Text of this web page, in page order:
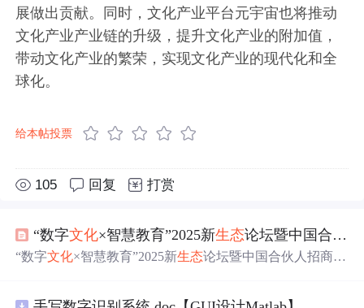
展做出贡献。同时，文化产业平台元宇宙也将推动
文化产业产业链的升级，提升文化产业的附加值，
带动文化产业的繁荣，实现文化产业的现代化和全
球化。
给本帖投票
105 回复 打赏
“数字文化×智慧教育”2025新生态论坛暨中国合伙人招商大会启动仪式将于12月30日在京召开（附活动方案）
“数字文化×智慧教育”2025新生态论坛暨中国合伙人招商大